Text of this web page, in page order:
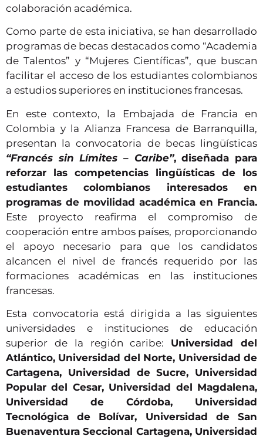
colaboración académica.
Como parte de esta iniciativa, se han desarrollado
programas de becas destacados como “Academia
de Talentos” y “Mujeres Científicas”, que buscan
facilitar el acceso de los estudiantes colombianos
a estudios superiores en instituciones francesas.
En este contexto, la Embajada de Francia en
Colombia y la Alianza Francesa de Barranquilla,
presentan la convocatoria de becas lingüísticas
“Francés sin Límites – Caribe”, diseñada para
reforzar las competencias lingüísticas de los
estudiantes colombianos interesados en
programas de movilidad académica en Francia.
Este proyecto reafirma el compromiso de
cooperación entre ambos países, proporcionando
el apoyo necesario para que los candidatos
alcancen el nivel de francés requerido por las
formaciones académicas en las instituciones
francesas.
Esta convocatoria está dirigida a las siguientes
universidades e instituciones de educación
superior de la región caribe: Universidad del
Atlántico, Universidad del Norte, Universidad de
Cartagena, Universidad de Sucre, Universidad
Popular del Cesar, Universidad del Magdalena,
Universidad de Córdoba, Universidad
Tecnológica de Bolívar, Universidad de San
Buenaventura Seccional Cartagena, Universidad